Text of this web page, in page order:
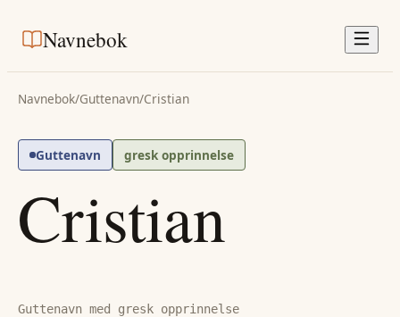
Navnebok
Navnebok/Guttenavn/Cristian
Guttenavn gresk opprinnelse
Cristian
Guttenavn med gresk opprinnelse